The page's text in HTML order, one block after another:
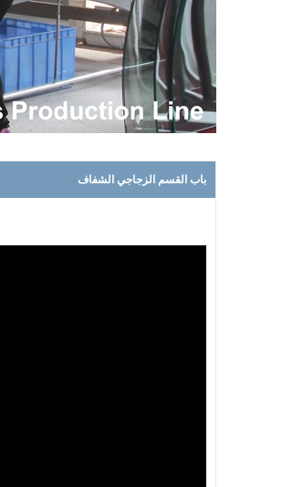
باب القسم الزجاجي الشفاف
العنبر
كيفن
هارون
كريستال